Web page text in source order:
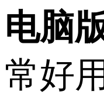
电脑
常好